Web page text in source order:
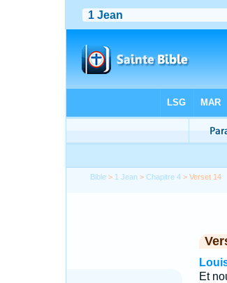
Bible > 1 Jean >Chapitre 4 > Verset 14
Et